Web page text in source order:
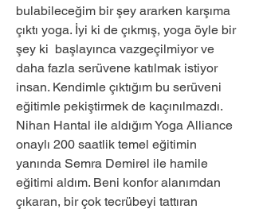
bulabileceğim bir şey ararken karşıma
çıktı yoga. İyi ki de çıkmış, yoga öyle bir
şey ki  başlayınca vazgeçilmiyor ve
daha fazla serüvene katılmak istiyor
insan. Kendimle çıktığım bu serüveni
eğitimle pekiştirmek de kaçınılmazdı.
Nihan Hantal ile aldığım Yoga Alliance
onaylı 200 saatlik temel eğitimin
yanında Semra Demirel ile hamile
eğitimi aldım. Beni konfor alanımdan
çıkaran, bir çok tecrübeyi tattıran